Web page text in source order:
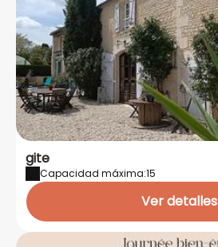
gite
Capacidad máxima:15
Ver detalles